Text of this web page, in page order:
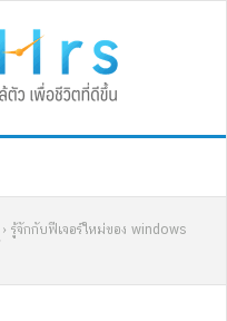
› รู้จักกับฟีเจอร์ใหม่ของ windows